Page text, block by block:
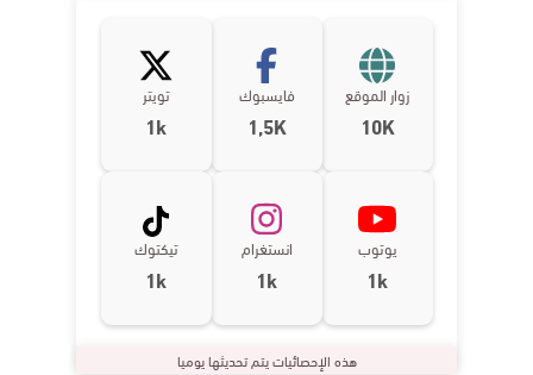
زوار الموقع
10K
فايسبوك
1,5K
تويتر
1k
يوتوب
1k
انستغرام
1k
تيكتوك
1k
هذه الإحصائيات يتم تحديثها يوميا